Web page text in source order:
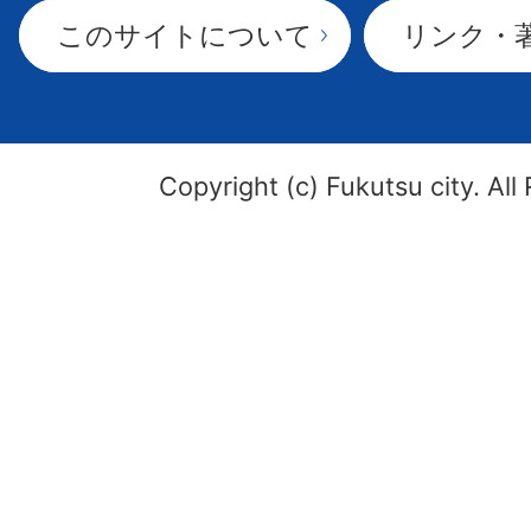
このサイトについて リンク・
Copyright (c) Fukutsu city. All